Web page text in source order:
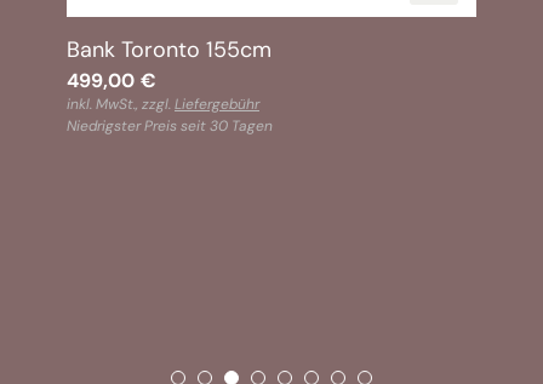
Bank Toronto 155cm
499,00 €
inkl. MwSt., zzgl.Liefergebühr
Niedrigster Preis seit 30 Tagen